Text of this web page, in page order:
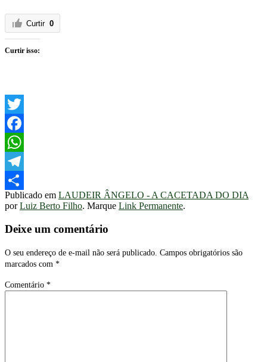
Curtir 0
Curtir isso:
Twitter
Facebook
WhatsApp
Telegram
Share
Publicado em LAUDEIR ÂNGELO - A CACETADA DO DIA
porLuiz Berto Filho. Marque Link Permanente.
Deixe um comentário
O seu endereço de e-mail não será publicado. Campos obrigatórios são
marcados com *
Comentário *